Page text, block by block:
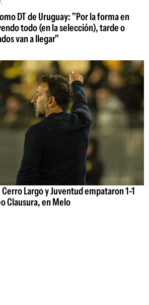
DT de Uruguay: "Por la forma en
todo (en la selección), tarde o
van a llegar"
Largo y Juventud empataron 1-1
Clausura, en Melo